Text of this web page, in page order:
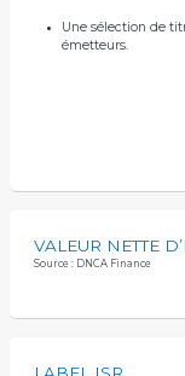
Une sélection de
émetteurs.
VALEUR NETTE
Source : DNCA Finance
LABEL ISR